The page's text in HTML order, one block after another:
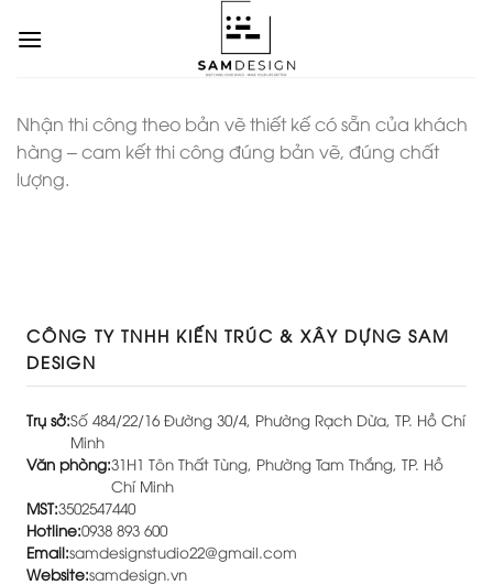
đến
Nhận thi công theo bản vẽ thiết kế có sẵn của khách
hàng – cam kết thi công đúng bản vẽ, đúng chất
lượng.
CÔNG TY TNHH KIẾN TRÚC & XÂY DỰNG SAM
DESIGN
Trụ sở:Số 484/22/16 Đường 30/4, Phường Rạch Dừa, TP. Hồ Chí
Minh
Văn phòng:31H1 Tôn Thất Tùng, Phường Tam Thắng, TP. Hồ
Chí Minh
MST:3502547440
Hotline:0938 893 600
Email:samdesignstudio22@gmail.com
Website:samdesign.vn